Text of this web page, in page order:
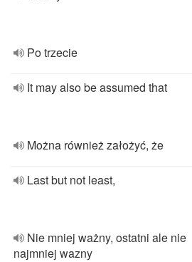
Po trzecie
It may also be assumed that
Można również założyć, że
Last but not least,
Nie mniej ważny, ostatni ale nie
najmniej wazny